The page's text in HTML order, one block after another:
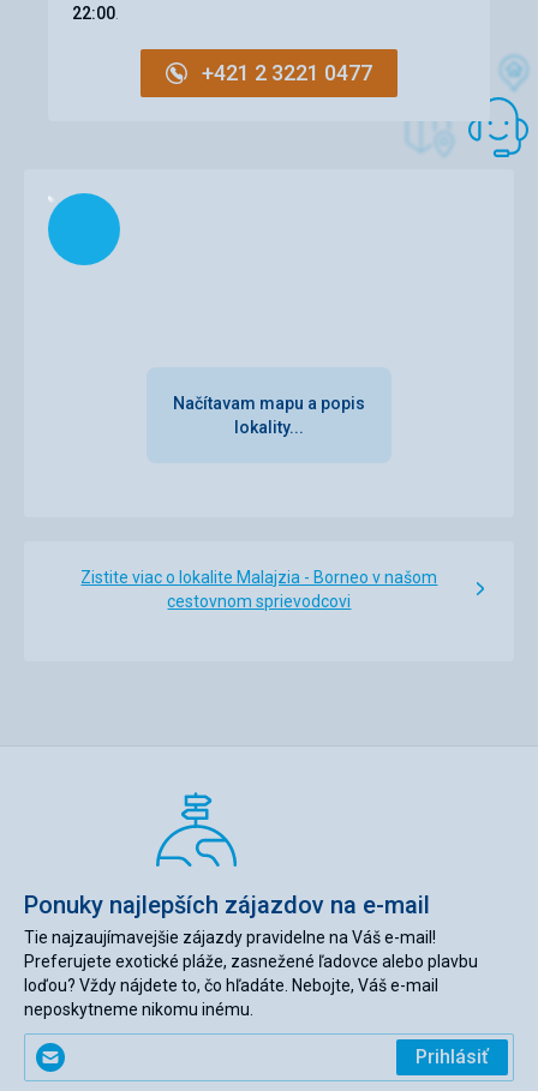
22:00
+421 2 3221 0477
Načítam
Načítavam mapu a popis
lokality...
Zistite viac o lokalite Malajzia - Borneo v našom
cestovnom sprievodcovi
Ponuky najlepších zájazdov na e-mail
Tie najzaujímavejšie zájazdy pravidelne na Váš e-mail!
Preferujete exotické pláže, zasnežené ľadovce alebo plavbu
loďou? Vždy nájdete to, čo hľadáte. Nebojte, Váš e-mail
neposkytneme nikomu inému.
Zadajte
svoj
Prihlásiť